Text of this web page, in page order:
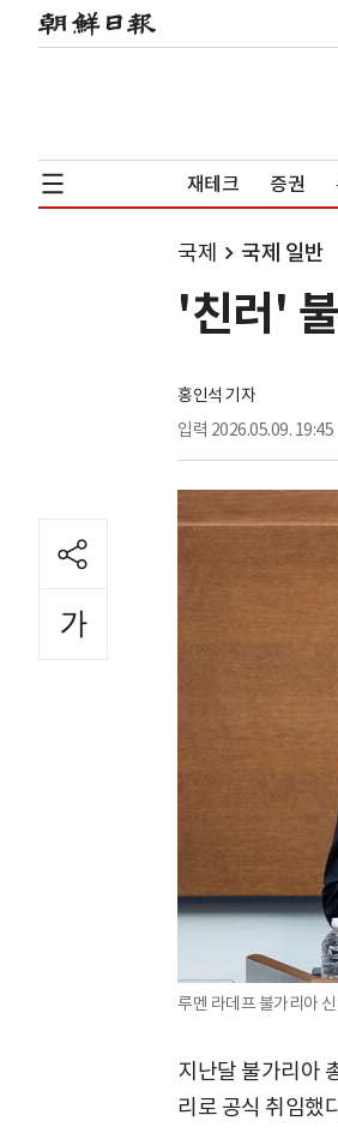
재테크 증권
국제 국제 일반
'친러'
홍인석 기자
입력 2026.05.09. 19:45
루멘 라데프 불가리아
지난달 불가리아
리로 공식 취임했